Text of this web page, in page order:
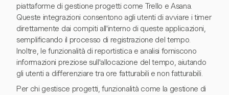
piattaforme di gestione progetti come Trello e Asana.
Queste integrazioni consentono agli utenti di avviare i timer
direttamente dai compiti all'interno di queste applicazioni,
semplificando il processo di registrazione del tempo.
Inoltre, le funzionalità di reportistica e analisi forniscono
informazioni preziose sull'allocazione del tempo, aiutando
gli utenti a differenziare tra ore fatturabili e non fatturabili.
Per chi gestisce progetti, funzionalità come la gestione di